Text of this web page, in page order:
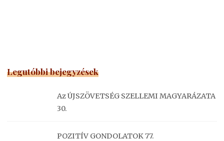
Legutóbbi bejegyzések
Az ÚJSZÖVETSÉG SZELLEMI MAGYARÁZATA
30.
POZITÍV GONDOLATOK 77.